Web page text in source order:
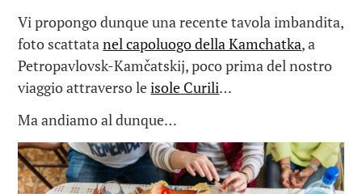
Vi propongo dunque una recente tavola imbandita,
foto scattatanel capoluogo della Kamchatka, a
Petropavlovsk-Kamčatskij, poco prima del nostro
viaggio attraverso leisole Curili…
Ma andiamo al dunque…